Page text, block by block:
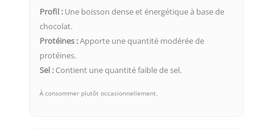
Profil : Une boisson dense et énergétique à base de
chocolat.
Protéines :Apporte une quantité modérée de
protéines.
Sel : Contient une quantité faible de sel.
À consommer plutôt occasionnellement.